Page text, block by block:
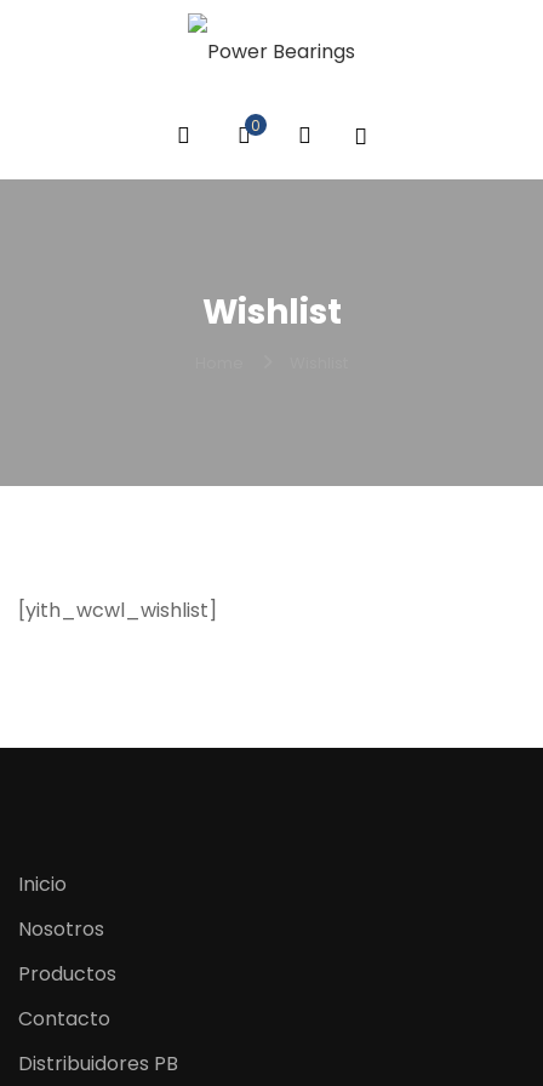
0
Wishlist
[yith_wcwl_wishlist]
Inicio
Nosotros
Productos
Contacto
Distribuidores PB